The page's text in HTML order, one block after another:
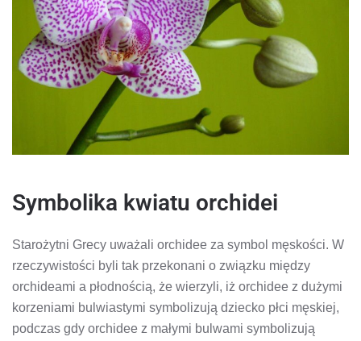
Symbolika kwiatu orchidei
Starożytni Grecy uważali orchidee za symbol męskości. W
rzeczywistości byli tak przekonani o związku między
orchideami a płodnością, że wierzyli, iż orchidee z dużymi
korzeniami bulwiastymi symbolizują dziecko płci męskiej,
podczas gdy orchidee z małymi bulwami symbolizują